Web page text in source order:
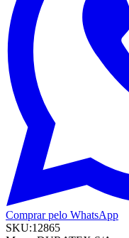
Comprar pelo WhatsApp
SKU:12865